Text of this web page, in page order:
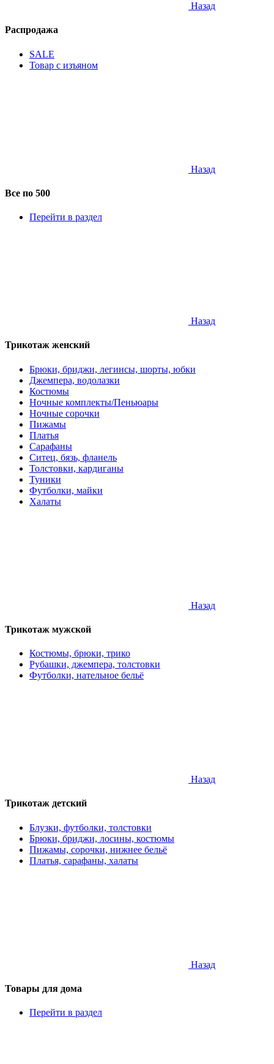
Назад
Распродажа
SALE
Товар с изъяном
Назад
Все по 500
Перейти в раздел
Назад
Трикотаж женский
Брюки, бриджи, легинсы, шорты, юбки
Джемпера, водолазки
Костюмы
Ночные комплекты/Пеньюары
Ночные сорочки
Пижамы
Платья
Сарафаны
Ситец, бязь, фланель
Толстовки, кардиганы
Туники
Футболки, майки
Халаты
Назад
Трикотаж мужской
Костюмы, брюки, трико
Рубашки, джемпера, толстовки
Футболки, нательное бельё
Назад
Трикотаж детский
Блузки, футболки, толстовки
Брюки, бриджи, лосины, костюмы
Пижамы, сорочки, нижнее бельё
Платья, сарафаны, халаты
Назад
Товары для дома
Перейти в раздел